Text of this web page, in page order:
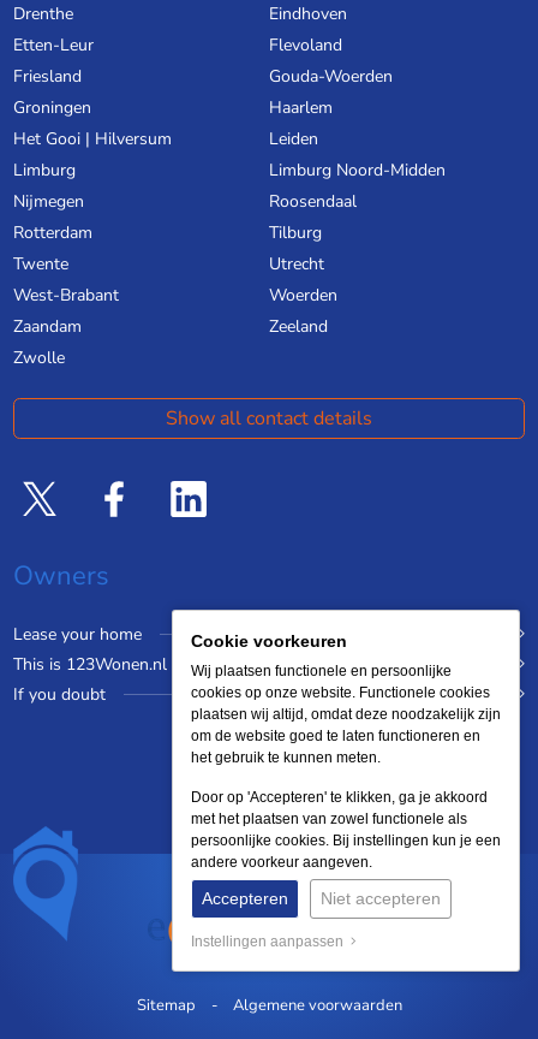
Drenthe
Eindhoven
Etten-Leur
Flevoland
Friesland
Gouda-Woerden
Groningen
Haarlem
Het Gooi | Hilversum
Leiden
Limburg
Limburg Noord-Midden
Nijmegen
Roosendaal
Rotterdam
Tilburg
Twente
Utrecht
West-Brabant
Woerden
Zaandam
Zeeland
Zwolle
Show all contact details
Owners
Lease your home
This is 123Wonen.nl
If you doubt
Sitemap Algemene voorwaarden
Cookie voorkeuren
Wij plaatsen functionele en persoonlijke
cookies op onze website. Functionele cookies
plaatsen wij altijd, omdat deze noodzakelijk zijn
om de website goed te laten functioneren en
het gebruik te kunnen meten.
Door op 'Accepteren' te klikken, ga je akkoord
met het plaatsen van zowel functionele als
persoonlijke cookies. Bij instellingen kun je een
andere voorkeur aangeven.
Accepteren Niet accepteren
Instellingen aanpassen